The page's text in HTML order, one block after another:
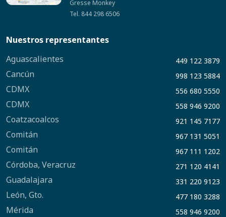
Gresse Monkey
Tel. 844 298 6506
Nuestros representantes
Aguascalientes
449 122 3879
Cancún 998 123 5884
CDMX 556 680 5550
CDMX 558 946 9200
Coatzacoalcos 921 145 7177
Comitán 967 131 5051
Comitán 967 111 1202
Córdoba, Veracruz 271 120 4141
Guadalajara 331 220 9123
León, Gto. 477 180 3288
Mérida 558 946 9200